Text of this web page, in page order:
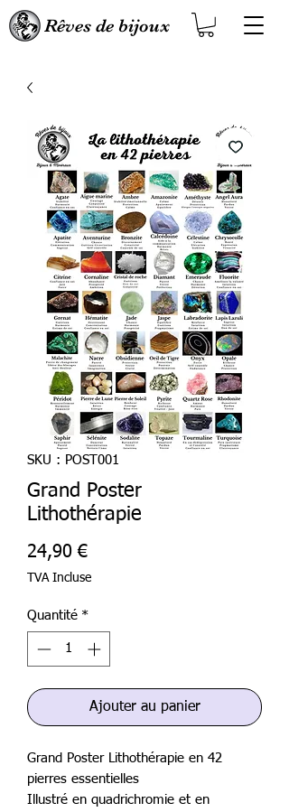
Rêves de bijoux
SKU : POST001
Grand Poster
Lithothérapie
24,90 €Prix
TVA Incluse
Quantité *
Ajouter au panier
Grand Poster Lithothérapie en 42
pierres essentielles
Illustré en quadrichromie et en